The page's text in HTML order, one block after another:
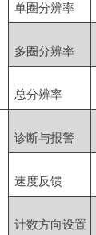
单圈分辨率
多圈分辨率
总分辨率
诊断与报警
速度反馈
计数方向设置